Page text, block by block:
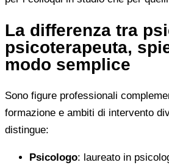
La differenza tra
psicoterapeuta,
modo semplice
Sono figure professionali
formazione e ambiti di intervento
distingue:
Psicologo: laureato in